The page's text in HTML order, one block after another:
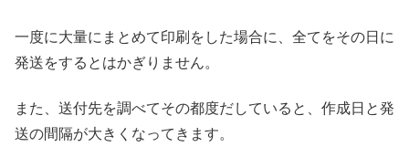
一度に大量にまとめて印刷をした場合に、全てをその日に
発送をするとはかぎりません。
また、送付先を調べてその都度だしていると、作成日と発
送の間隔が大きくなってきます。